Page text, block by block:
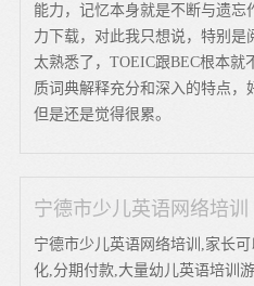
能力，记忆本身就是不断与遗
力下载，对此我只想说，特别是
太熟悉了，TOEIC跟BEC根本就
质词典解释充分和深入的特点，
但是还是觉得很累。
宁德市少儿英语网络培训
宁德市少儿英语网络培训,家长
化,分期付款,大量幼儿英语培训